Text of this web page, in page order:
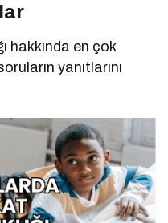
hakkında en çok
yanıtlarını